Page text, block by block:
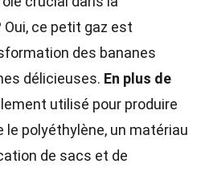
ce petit gaz est
des bananes
délicieuses. En plus de
utilisé pour produire
polyéthylène, un matériau
de sacs et de